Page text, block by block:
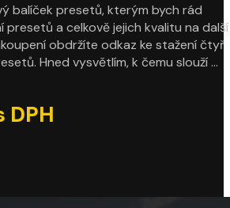
balíček presetů, kterým bych rád
presetů a celkově jejich kvalitu na další
obdržíte odkaz ke stažení čtyř
Hned vysvětlím, k čemu slouží …
DPH